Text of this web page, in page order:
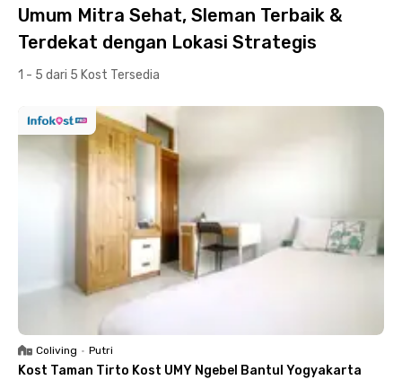
Umum Mitra Sehat, Sleman Terbaik &
Terdekat dengan Lokasi Strategis
1 - 5 dari 5 Kost Tersedia
Coliving • Putri
Kost Taman Tirto Kost UMY Ngebel Bantul Yogyakarta